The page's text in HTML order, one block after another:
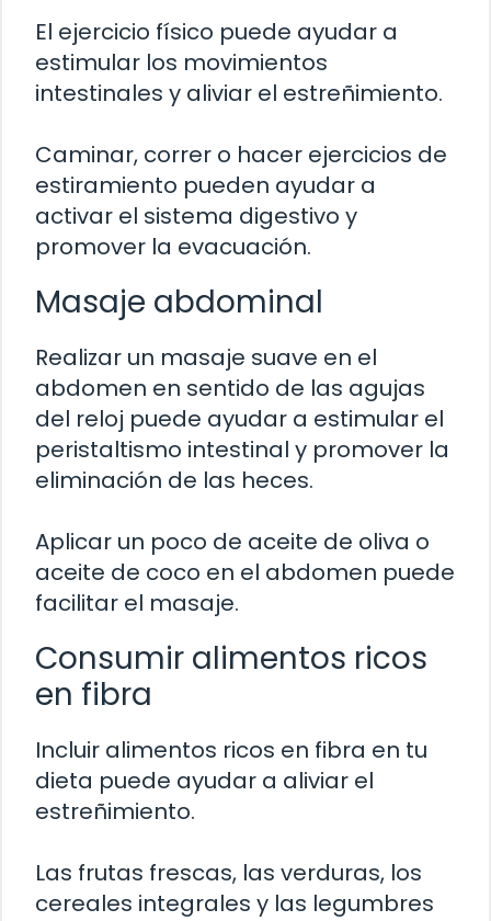
El ejercicio físico puede ayudar a
estimular los movimientos
intestinales y aliviar el estreñimiento.
Caminar, correr o hacer ejercicios de
estiramiento pueden ayudar a
activar el sistema digestivo y
promover la evacuación.
Masaje abdominal
Realizar un masaje suave en el
abdomen en sentido de las agujas
del reloj puede ayudar a estimular el
peristaltismo intestinal y promover la
eliminación de las heces.
Aplicar un poco de aceite de oliva o
aceite de coco en el abdomen puede
facilitar el masaje.
Consumir alimentos ricos
en fibra
Incluir alimentos ricos en fibra en tu
dieta puede ayudar a aliviar el
estreñimiento.
Las frutas frescas, las verduras, los
cereales integrales y las legumbres